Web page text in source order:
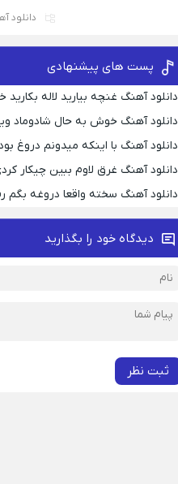
دانلود
پست های پیشنهادی
دانلود آهنگ غنچه بیارید لاله
دانلود آهنگ خوش به حال شادوماد
دانلود آهنگ با اینکه میدونم دروغ
دانلود آهنگ غرق لاوم ببین چیکار
دانلود آهنگ سخته واقعا دروغه بگم
دیدگاه خود را بگذارید
ثبت نظر